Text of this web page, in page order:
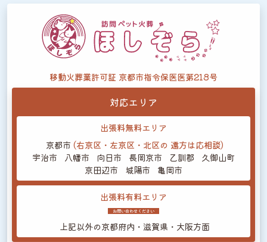
移動火葬業許可証 京都市指令保医医第218号
対応エリア
出張料無料エリア
京都市 (右京区・左京区・北区の 遠方は応相談)
宇治市
八幡市 向日市 長岡京市 乙訓郡
久御山町
京田辺市
城陽市 亀岡市
出張料有料エリア
お問い合わせください
上記以外の京都府内・滋賀県・大阪方面